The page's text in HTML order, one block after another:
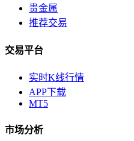
贵金属
推荐交易
交易平台
实时K线行情
APP下载
MT5
市场分析